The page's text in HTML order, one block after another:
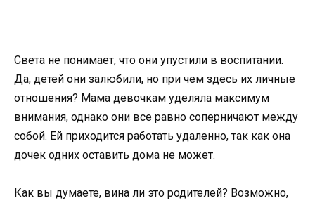
Света не понимает, что они упустили в воспитании.
Да, детей они залюбили, но при чем здесь их личные
отношения? Мама девочкам уделяла максимум
внимания, однако они все равно соперничают между
собой. Ей приходится работать удаленно, так как она
дочек одних оставить дома не может.
Как вы думаете, вина ли это родителей? Возможно,